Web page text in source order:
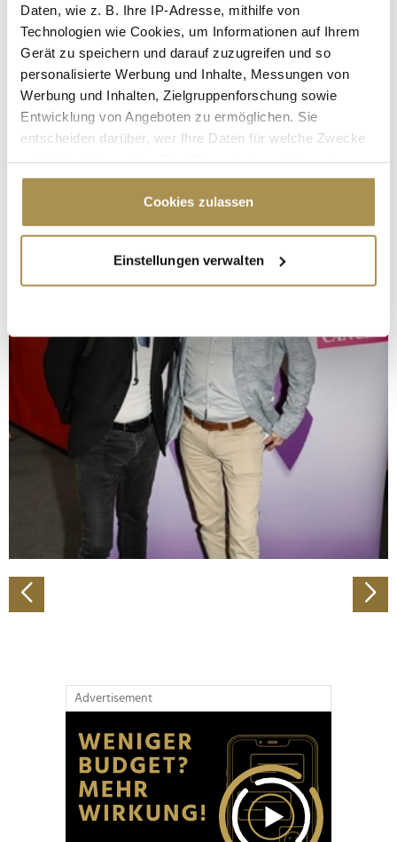
Daten, wie z. B. Ihre IP-Adresse, mithilfe von
Technologien wie Cookies, um Informationen auf Ihrem
Gerät zu speichern und darauf zuzugreifen und so
personalisierte Werbung und Inhalte, Messungen von
Werbung und Inhalten, Zielgruppenforschung sowie
Entwicklung von Angeboten zu ermöglichen. Sie
entscheiden darüber, wer Ihre Daten für welche Zwecke
Cookie-Erklärung oder durch Klicken auf das Privacy
Trigger Symbol ändern oder widerrufen
Informationen über Ihre geografische Lage
erfassen, welche bis auf einige Meter genau sein
bestimmten Merkmalen (Fingerprinting) identifizieren
Erfahren Sie mehr darüber, wie Ihre persönlichen Daten
verarbeitet werden, und legen Sie Ihre Präferenzen im
Abschnitt Einzelheitenfest.
Wir verwenden Cookies, um Inhalte und Anzeigen zu
personalisieren, Funktionen für soziale Medien anbieten
zu können und die Zugriffe auf unsere Website zu
analysieren. Außerdem geben wir Informationen zu Ihrer
Verwendung unserer Website an unsere Partner für
Partner führen diese Informationen möglicherweise mit
weiteren Daten zusammen, die Sie ihnen bereitgestellt
Cookies zulassen
Einstellungen verwalten
Advertisement